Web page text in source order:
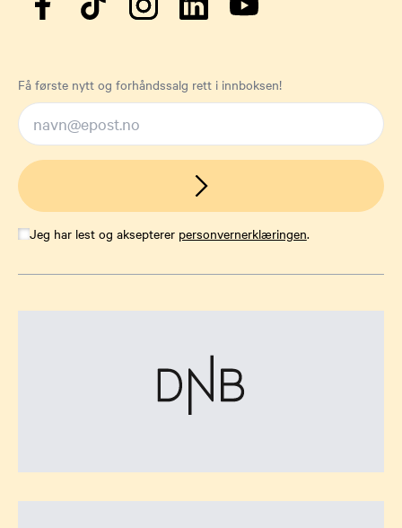
Få første nytt og forhåndssalg rett i innboksen!
Jeg har lest og aksepterer personvernerklæringen.